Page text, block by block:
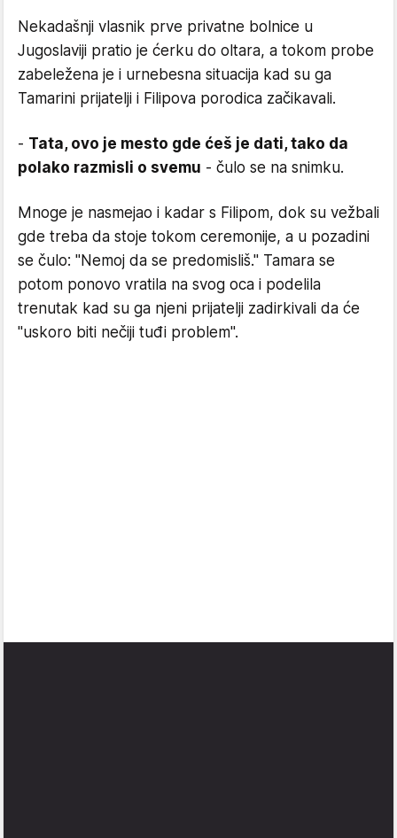
Nekadašnji vlasnik prve privatne bolnice u
Jugoslaviji pratio je ćerku do oltara, a tokom probe
zabeležena je i urnebesna situacija kad su ga
Tamarini prijatelji i Filipova porodica začikavali.
- Tata, ovo je mesto gde ćeš je dati, tako da
polako razmisli o svemu - čulo se na snimku.
Mnoge je nasmejao i kadar s Filipom, dok su vežbali
gde treba da stoje tokom ceremonije, a u pozadini
se čulo: "Nemoj da se predomisliš." Tamara se
potom ponovo vratila na svog oca i podelila
trenutak kad su ga njeni prijatelji zadirkivali da će
"uskoro biti nečiji tuđi problem".